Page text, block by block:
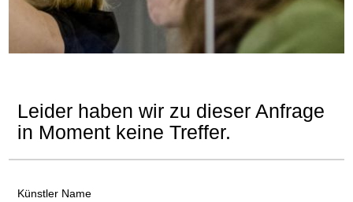
Leider haben wir zu dieser Anfrage
in Moment keine Treffer.
Künstler Name